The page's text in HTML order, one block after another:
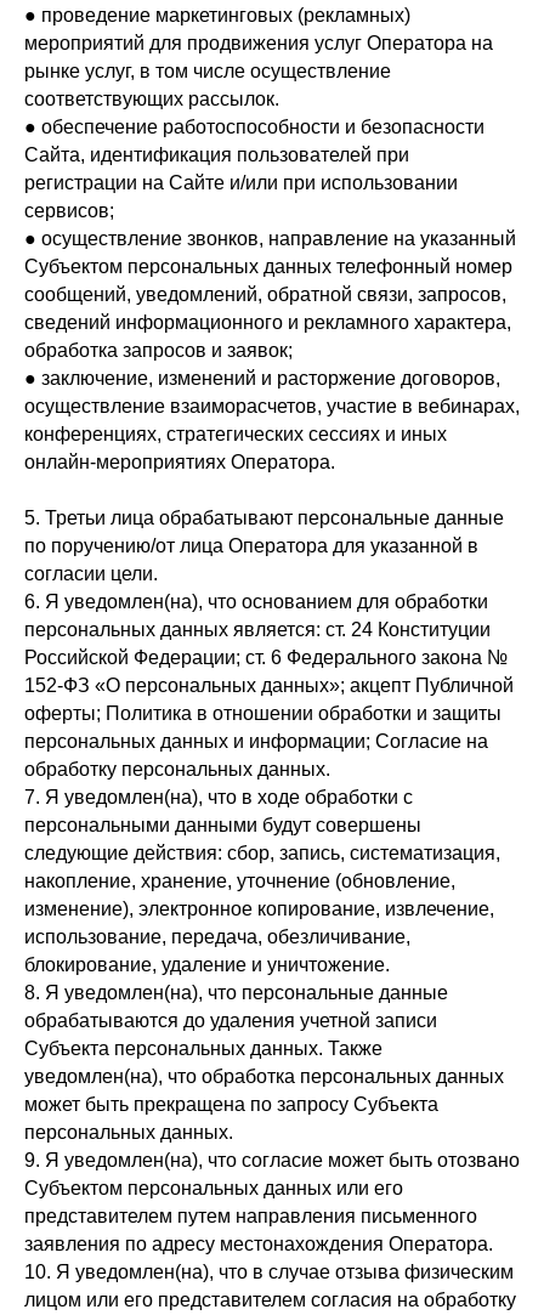
● проведение маркетинговых (рекламных)
мероприятий для продвижения услуг Оператора на
рынке услуг, в том числе осуществление
соответствующих рассылок.
● обеспечение работоспособности и безопасности
Сайта, идентификация пользователей при
регистрации на Сайте и/или при использовании
сервисов;
● осуществление звонков, направление на указанный
Субъектом персональных данных телефонный номер
сообщений, уведомлений, обратной связи, запросов,
сведений информационного и рекламного характера,
обработка запросов и заявок;
● заключение, изменений и расторжение договоров,
осуществление взаиморасчетов, участие в вебинарах,
конференциях, стратегических сессиях и иных
онлайн-мероприятиях Оператора.
5. Третьи лица обрабатывают персональные данные
по поручению/от лица Оператора для указанной в
согласии цели.
6. Я уведомлен(на), что основанием для обработки
персональных данных является: ст. 24 Конституции
Российской Федерации; ст. 6 Федерального закона №
152-ФЗ «О персональных данных»; акцепт Публичной
оферты; Политика в отношении обработки и защиты
персональных данных и информации; Согласие на
обработку персональных данных.
7. Я уведомлен(на), что в ходе обработки с
персональными данными будут совершены
следующие действия: сбор, запись, систематизация,
накопление, хранение, уточнение (обновление,
изменение), электронное копирование, извлечение,
использование, передача, обезличивание,
блокирование, удаление и уничтожение.
8. Я уведомлен(на), что персональные данные
обрабатываются до удаления учетной записи
Субъекта персональных данных. Также
уведомлен(на), что обработка персональных данных
может быть прекращена по запросу Субъекта
персональных данных.
9. Я уведомлен(на), что согласие может быть отозвано
Субъектом персональных данных или его
представителем путем направления письменного
заявления по адресу местонахождения Оператора.
10. Я уведомлен(на), что в случае отзыва физическим
лицом или его представителем согласия на обработку